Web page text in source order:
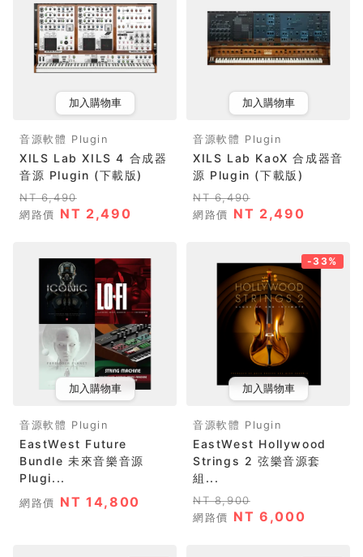
加入購物車
音源軟體 Plugin
XILS Lab XILS 4 合成器
音源 Plugin (下載版)
NT 6,490
網路價 NT 2,490
加入購物車
音源軟體 Plugin
XILS Lab KaoX 合成器音
源 Plugin (下載版)
NT 6,490
網路價 NT 2,490
加入購物車
音源軟體 Plugin
EastWest Future
Bundle 未來音樂音源
Plugi...
網路價 NT 14,800
-33%
加入購物車
音源軟體 Plugin
EastWest Hollywood
Strings 2 弦樂音源套
組...
NT 8,900
網路價 NT 6,000